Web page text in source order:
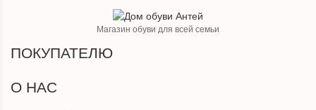
Магазин обуви для всей семьи
ПОКУПАТЕЛЮ
О НАС